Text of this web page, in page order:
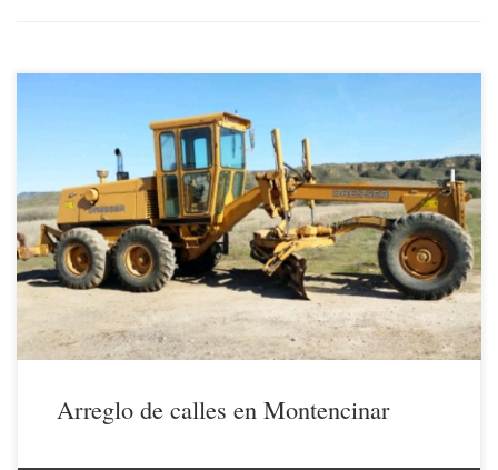
19/07/2018 Arreglo de calles en Montencinar Hace unos días se
publicaba en la web municipal la noticia del último arreglo de las
calles de Montencinar que ha supuesto un desembolso de unos 18.000
€ para las arcas municipales y que esta vez ha llegado a CASI todas
pero NO A […]
Arreglo de calles en Montencinar